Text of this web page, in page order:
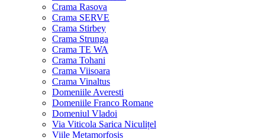
Crama Rasova
Crama SERVE
Crama Stirbey
Crama Strunga
Crama TE WA
Crama Tohani
Crama Viisoara
Crama Vinaltus
Domeniile Averesti
Domeniile Franco Romane
Domeniul Vladoi
Via Viticola Sarica Niculițel
Viile Metamorfosis